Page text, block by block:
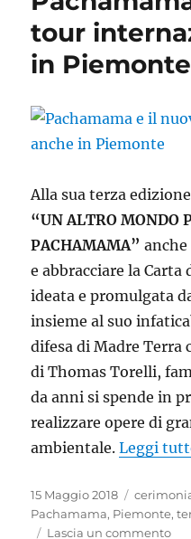
tour
in Piemonte
Alla sua terza
“UN ALTRO MONDO
PACHAMAMA”
e abbracciare la
ideata e promulgata
insieme al suo
difesa di Madre Terra
di Thomas Torelli,
da anni si spende in
realizzare opere di
ambientale.Leggi
Pubblicato
il
15 Maggio 2018 Tag
Pachamama, Piemonte,
Lascia un commentosu